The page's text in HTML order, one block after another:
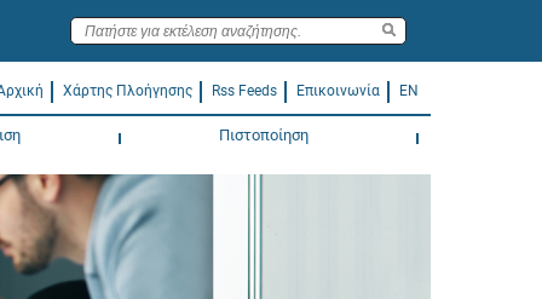
Χάρτης Πλοήγησης Rss Feeds Επικοινωνία EN
Πιστοποίηση